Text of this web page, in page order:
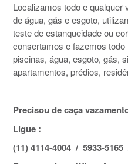
Localizamos todo e qualquer
de água, gás e esgoto,
teste de estanqueidade ou
consertamos e fazemos
piscinas, água, esgoto, gás,
apartamentos, prédios,
Precisou de caça
Ligue :
(11) 4114-4004 / 5933-